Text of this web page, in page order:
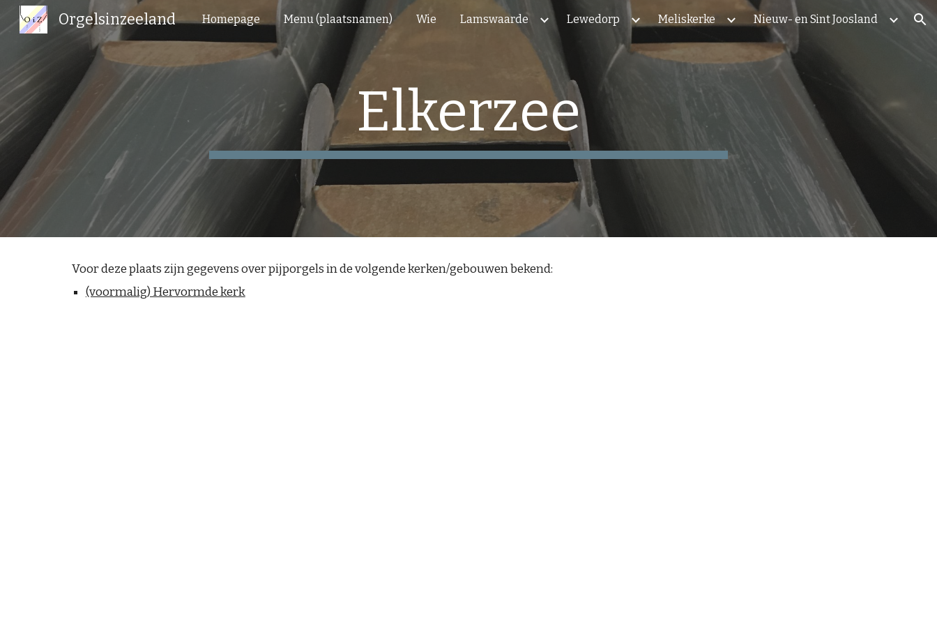
Skip to main content Skip to navigation
Orgelsinzeeland Homepage Menu (plaatsnamen) Wie Lamswaarde Lewedorp Meliskerke Nieuw- en Sint Joosland
Elkerzee
Voor deze plaats zijn gegevens over pijporgels in de volgende kerken/gebouwen bekend:
(voormalig) Hervormde kerk